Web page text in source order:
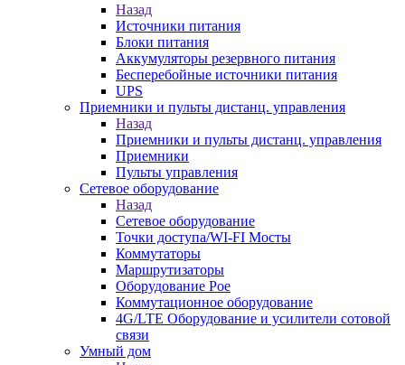
Назад
Источники питания
Блоки питания
Аккумуляторы резервного питания
Бесперебойные источники питания
UPS
Приемники и пульты дистанц. управления
Назад
Приемники и пульты дистанц. управления
Приемники
Пульты управления
Сетевое оборудование
Назад
Сетевое оборудование
Точки доступа/WI-FI Мосты
Коммутаторы
Маршрутизаторы
Оборудование Poe
Коммутационное оборудование
4G/LTE Оборудование и усилители сотовой
связи
Умный дом